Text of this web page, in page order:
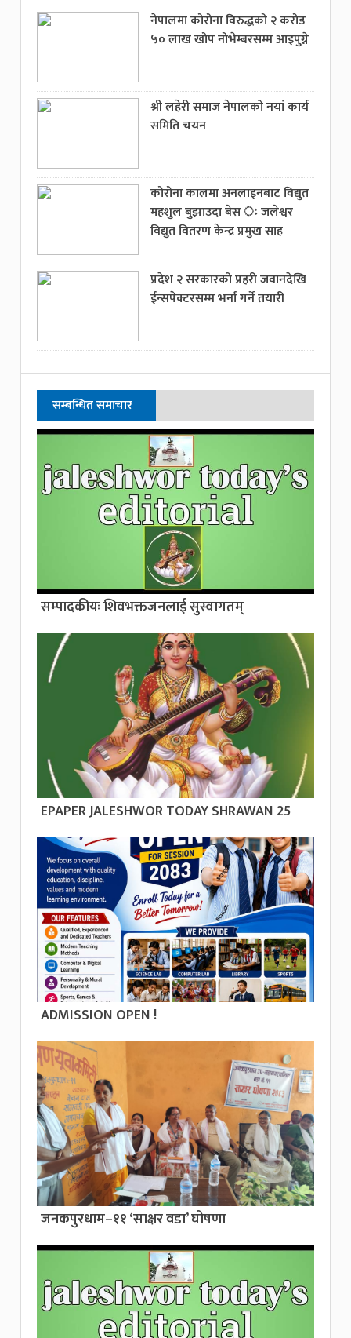
नेपालमा कोरोना विरुद्धको २ करोड
५० लाख खोप नोभेम्बरसम्म आइपुग्ने
श्री लहेरी समाज नेपालको नयां कार्य
समिति चयन
कोरोना कालमा अनलाइनबाट विद्युत
महशुल बुझाउदा बेस ः जलेश्वर
विद्युत वितरण केन्द्र प्रमुख साह
प्रदेश २ सरकारको प्रहरी जवानदेखि
ईन्सपेक्टरसम्म भर्ना गर्ने तयारी
सम्बन्धित समाचार
सम्पादकीयः शिवभक्तजनलाई सुस्वागतम्
EPAPER JALESHWOR TODAY SHRAWAN 25
ADMISSION OPEN !
जनकपुरधाम–११ ‘साक्षर वडा’ घोषणा